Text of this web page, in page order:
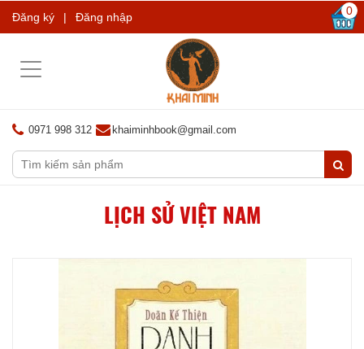
Đăng ký | Đăng nhập 0
Toggle
0971 998 312 khaiminhbook@gmail.com
LỊCH SỬ VIỆT NAM